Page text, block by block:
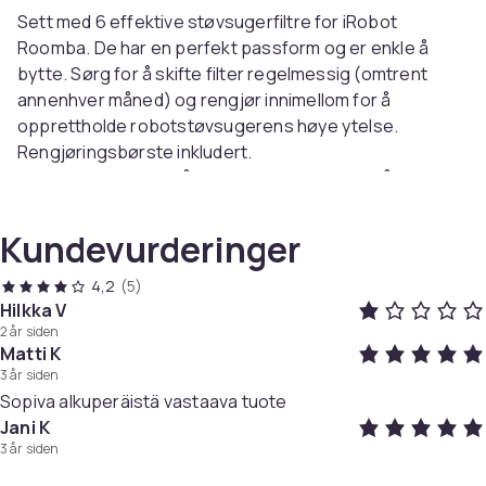
Sett med 6 effektive støvsugerfiltre for iRobot
Roomba. De har en perfekt passform og er enkle å
bytte. Sørg for å skifte filter regelmessig (omtrent
annenhver måned) og rengjør innimellom for å
opprettholde robotstøvsugerens høye ytelse.
Rengjøringsbørste inkludert.
Merk: Av hygieniske årsaker er det ikke mulig å
Spesifikasjoner:
Farge: Grå/Hvit
Størrelse: 6,5x5,1x2,1 cm
Materialer: ABS, mikrofiber
Kompatibel med: iRobot Roomba i6 / i6+ / i3 / i3+ / i4 /
i4+ / i7 / i7+ / i8 / i8+ / j7 / j7+ / E5 / E6
OBS:
Kundevurderinger
4,2 (5)
Hilkka V
2 år siden
Matti K
3 år siden
Sopiva alkuperäistä vastaava tuote
Jani K
3 år siden